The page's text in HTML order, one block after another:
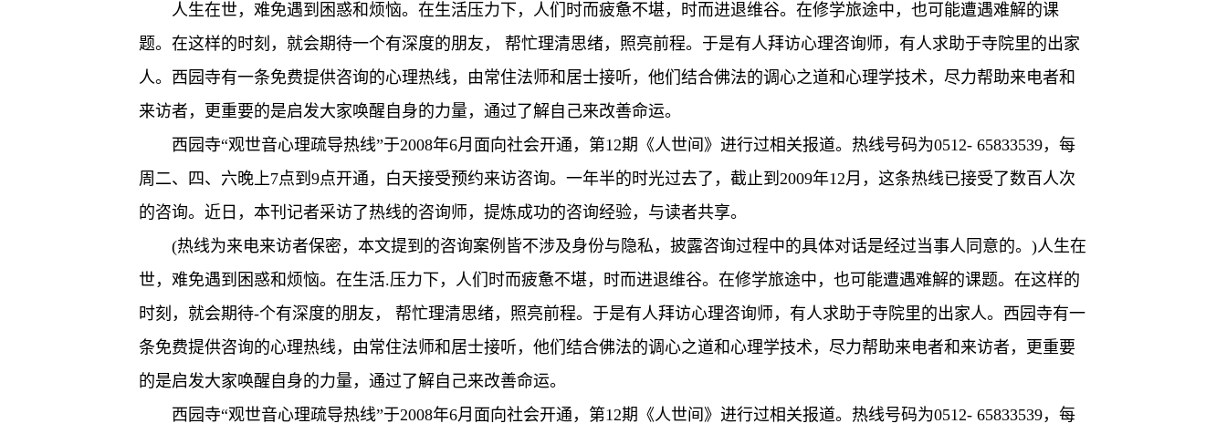
人生在世，难免遇到困惑和烦恼。在生活压力下，人们时而疲惫不堪，时而进退维谷。在修学旅途中，也可能遭遇难解的课
题。在这样的时刻，就会期待一个有深度的朋友， 帮忙理清思绪，照亮前程。于是有人拜访心理咨询师，有人求助于寺院里的出家
人。西园寺有一条免费提供咨询的心理热线，由常住法师和居士接听，他们结合佛法的调心之道和心理学技术，尽力帮助来电者和
来访者，更重要的是启发大家唤醒自身的力量，通过了解自己来改善命运。
西园寺“观世音心理疏导热线”于2008年6月面向社会开通，第12期《人世间》进行过相关报道。热线号码为0512- 65833539，每
周二、四、六晚上7点到9点开通，白天接受预约来访咨询。一年半的时光过去了，截止到2009年12月，这条热线已接受了数百人次
的咨询。近日，本刊记者采访了热线的咨询师，提炼成功的咨询经验，与读者共享。
(热线为来电来访者保密，本文提到的咨询案例皆不涉及身份与隐私，披露咨询过程中的具体对话是经过当事人同意的。)人生在
世，难免遇到困惑和烦恼。在生活.压力下，人们时而疲惫不堪，时而进退维谷。在修学旅途中，也可能遭遇难解的课题。在这样的
时刻，就会期待-个有深度的朋友， 帮忙理清思绪，照亮前程。于是有人拜访心理咨询师，有人求助于寺院里的出家人。西园寺有一
条免费提供咨询的心理热线，由常住法师和居士接听，他们结合佛法的调心之道和心理学技术，尽力帮助来电者和来访者，更重要
的是启发大家唤醒自身的力量，通过了解自己来改善命运。
西园寺“观世音心理疏导热线”于2008年6月面向社会开通，第12期《人世间》进行过相关报道。热线号码为0512- 65833539，每